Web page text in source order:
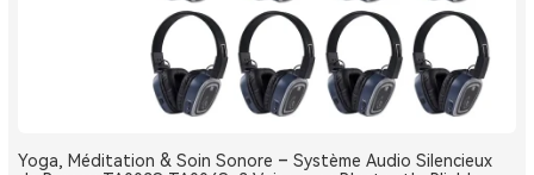
Yoga, Méditation & Soin Sonore – Système Audio Silencieux